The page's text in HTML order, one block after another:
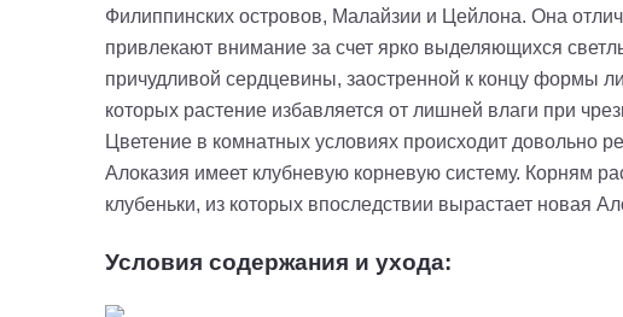
Филиппинских островов, Малайзии и Цейлона. Она
привлекают внимание за счет ярко выделяющихся
причудливой сердцевины, заостренной к концу формы
которых растение избавляется от лишней влаги при
Цветение в комнатных условиях происходит довольно
Алоказия имеет клубневую корневую систему. Корням
клубеньки, из которых впоследствии вырастает новая
Условия содержания и ухода: